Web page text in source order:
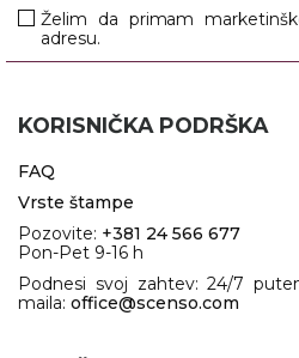
Želim da primam
adresu.
KORISNIČKA PODRŠKA
FAQ
Vrste štampe
Pozovite: +381 24 566 677
Pon-Pet 9-16 h
Podnesi svoj zahtev: 24/7
maila: office@scenso.com